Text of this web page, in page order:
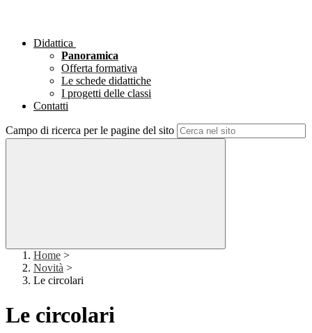
Didattica
Panoramica
Offerta formativa
Le schede didattiche
I progetti delle classi
Contatti
Campo di ricerca per le pagine del sito
Home >
Novità >
Le circolari
Le circolari